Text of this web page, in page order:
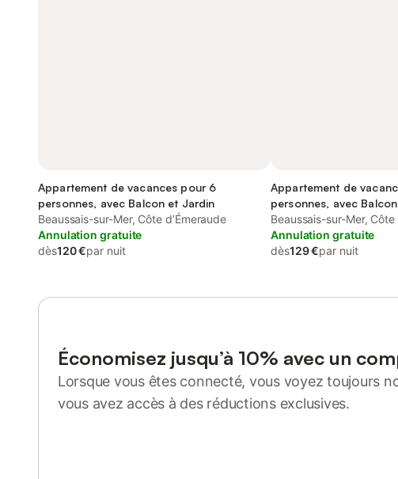
Appartement de vacances pour 6
personnes, avec Balcon et Jardin
Beaussais-sur-Mer, Côte d’Émeraude
Annulation gratuite
dès120 €par nuit
Appartement de
personnes, avec
et Jardin
Beaussais-sur-Mer, Côte
Annulation gratuite
dès129 €par nuit
Économisez jusqu’à 10% avec un
Lorsque vous êtes connecté, vous voyez toujours
vous avez accès à des réductions exclusives.